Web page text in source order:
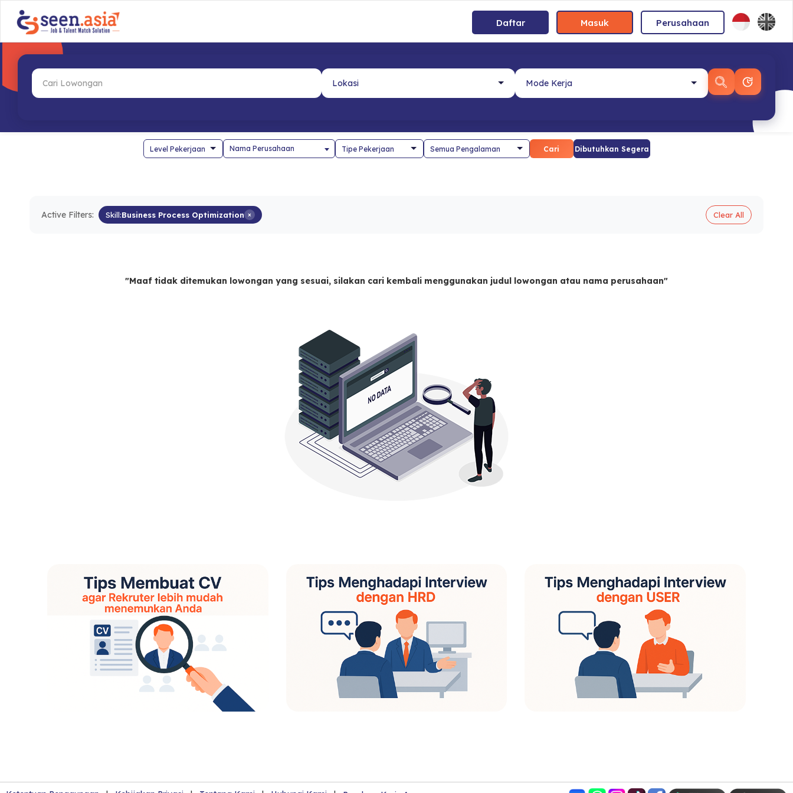
Daftar Masuk Perusahaan
Nama Perusahaan Cari Dibutuhkan Segera
Active Filters: Skill:Business Process Optimization × Clear All
"Maaf tidak ditemukan lowongan yang sesuai, silakan cari kembali menggunakan judul lowongan atau nama perusahaan"